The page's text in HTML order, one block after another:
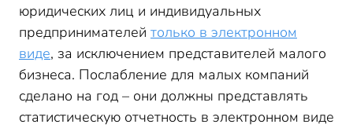
юридических лиц и индивидуальных
предпринимателей только в электронном
виде, за исключением представителей малого
бизнеса. Послабление для малых компаний
сделано на год – они должны представлять
статистическую отчетность в электронном виде